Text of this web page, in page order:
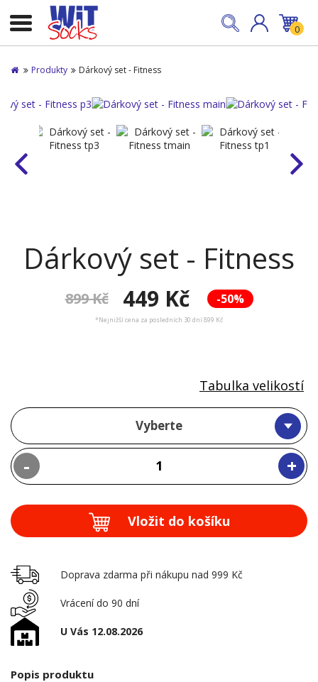
0
Produkty Dárkový set - Fitness
Dárkový set - Fitness
-50%
899 Kč 449 Kč
*Nejnižší cena za posledních 30 dní 899 Kč
Vyberte
- +
Tabulka velikostí
Vložit do košíku
Doprava zdarma při nákupu nad 999 Kč
Vrácení do 90 dní
U Vás 12.08.2026
Popis produktu